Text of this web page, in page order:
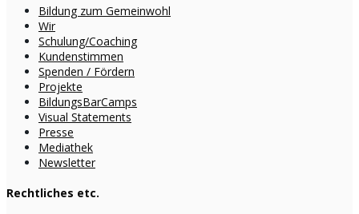
Bildung zum Gemeinwohl
Wir
Schulung/Coaching
Kundenstimmen
Spenden / Fördern
Projekte
BildungsBarCamps
Visual Statements
Presse
Mediathek
Newsletter
Rechtliches etc.